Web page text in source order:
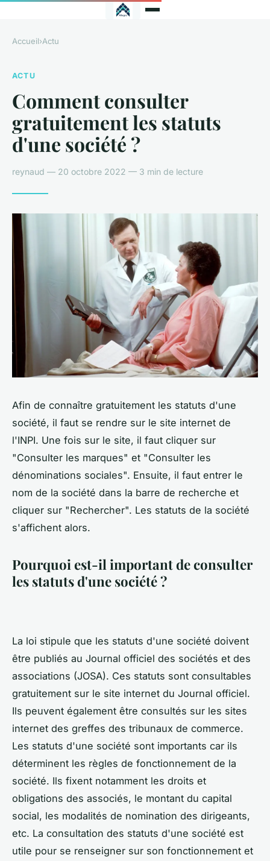
Accueil›Actu
ACTU
Comment consulter
gratuitement les statuts
d'une société ?
reynaud — 20 octobre 2022 — 3 min de lecture
Afin de connaître gratuitement les statuts d'une
société, il faut se rendre sur le site internet de
l'INPI. Une fois sur le site, il faut cliquer sur
"Consulter les marques" et "Consulter les
dénominations sociales". Ensuite, il faut entrer le
nom de la société dans la barre de recherche et
cliquer sur "Rechercher". Les statuts de la société
s'affichent alors.
Pourquoi est-il important de consulter
les statuts d'une société ?
La loi stipule que les statuts d'une société doivent
être publiés au Journal officiel des sociétés et des
associations (JOSA). Ces statuts sont consultables
gratuitement sur le site internet du Journal officiel.
Ils peuvent également être consultés sur les sites
internet des greffes des tribunaux de commerce.
Les statuts d'une société sont importants car ils
déterminent les règles de fonctionnement de la
société. Ils fixent notamment les droits et
obligations des associés, le montant du capital
social, les modalités de nomination des dirigeants,
etc. La consultation des statuts d'une société est
utile pour se renseigner sur son fonctionnement et